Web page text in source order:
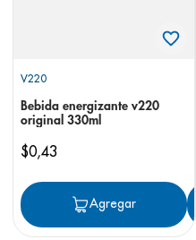
V220
Bebida energizante v220
original 330ml
$0,43
Agregar